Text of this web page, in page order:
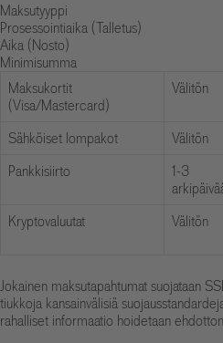
Maksutyyppi
Prosessointiaika (Talletus)
Aika (Nosto)
Minimisumma
Maksukortit
(Visa/Mastercard)
Välitön
Sähköiset lompakot Välitön
Pankkisiirto
1-3
Kryptovaluutat Välitön
Jokainen maksutapahtumat suojataan
tiukkoja kansainvälisiä
rahalliset informaatio hoidetaan